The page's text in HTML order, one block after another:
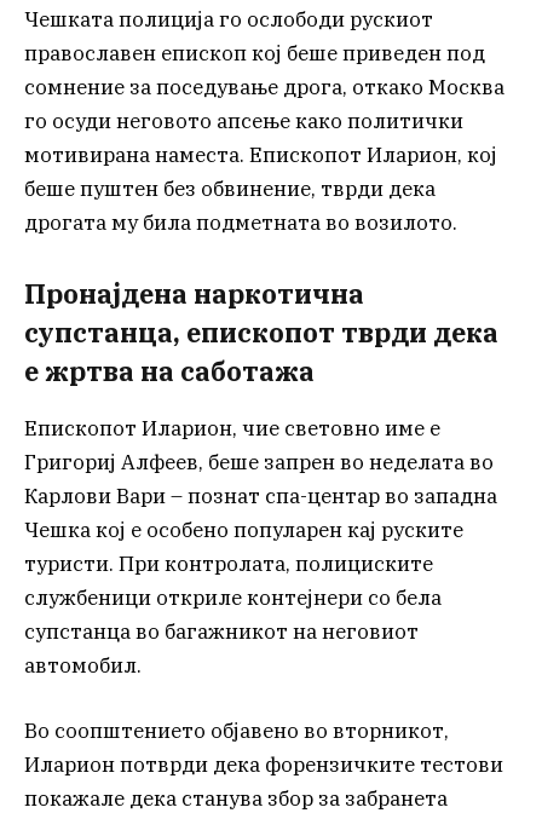
Чешката полиција го ослободи рускиот
православен епископ кој беше приведен под
сомнение за поседување дрога, откако Москва
го осуди неговото апсење како политички
мотивирана наместа. Епископот Иларион, кој
беше пуштен без обвинение, тврди дека
дрогата му била подметната во возилото.
Пронајдена наркотична
супстанца, епископот тврди дека
е жртва на саботажа
Епископот Иларион, чие световно име е
Григориј Алфеев, беше запрен во неделата во
Карлови Вари – познат спа-центар во западна
Чешка кој е особено популарен кај руските
туристи. При контролата, полициските
службеници откриле контејнери со бела
супстанца во багажникот на неговиот
автомобил.
Во соопштението објавено во вторникот,
Иларион потврди дека форензичките тестови
покажале дека станува збор за забранета